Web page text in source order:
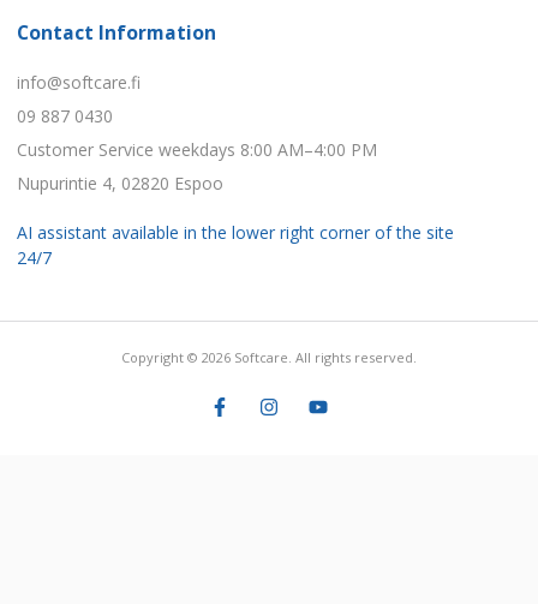
Contact Information
info@softcare.fi
09 887 0430
Customer Service weekdays 8:00 AM–4:00 PM
Nupurintie 4, 02820 Espoo
AI assistant available in the lower right corner of the site
24/7
Copyright © 2026 Softcare. All rights reserved.